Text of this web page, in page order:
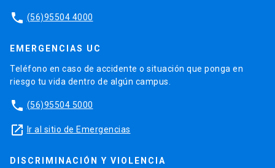
phone (56)95504 4000
EMERGENCIAS UC
Teléfono en caso de accidente o situación que ponga en
riesgo tu vida dentro de algún campus.
phone (56)95504 5000
launch Ir al sitio de Emergencias
DISCRIMINACIÓN Y VIOLENCIA